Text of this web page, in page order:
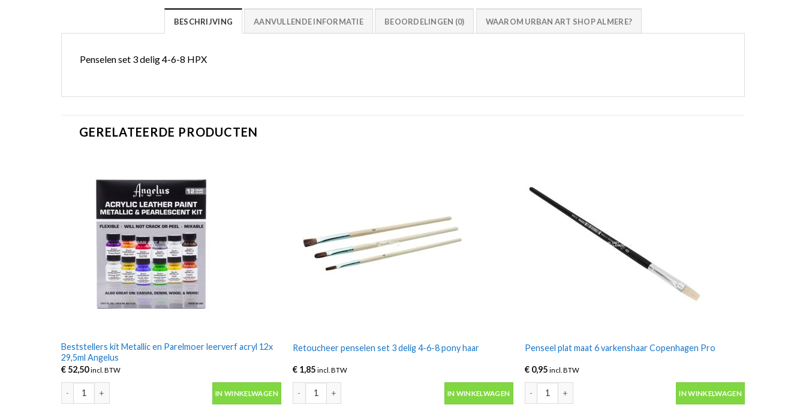
BESCHRIJVING AANVULLENDE INFORMATIE BEOORDELINGEN (0) WAAROM URBAN ART SHOP ALMERE?
Penselen set 3 delig 4-6-8 HPX
GERELATEERDE PRODUCTEN
Beststellers kit Metallic en Parelmoer leerverf acryl 12x
29,5ml Angelus
€52,50 incl. BTW
Beststellers kit Metallic en Parelmoer leerverf acryl 12x 29,5ml Angelus aantal
IN WINKELWAGEN
Retoucheer penselen set 3 delig 4-6-8 pony haar
€ 1,85 incl. BTW
Retoucheer penselen set 3 delig 4-6-8 pony haar aantal
IN WINKELWAGEN
Penseel plat maat 6 varkenshaar Copenhagen Pro
€ 0,95 incl. BTW
Penseel plat maat 6 varkenshaar Copenhagen Pro aantal
IN WINKELWAGEN